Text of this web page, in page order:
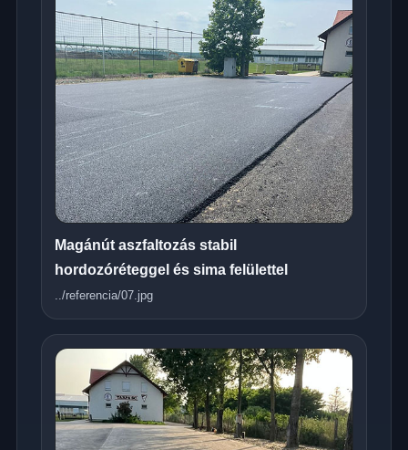
Magánút aszfaltozás stabil
hordozóréteggel és sima felülettel
../referencia/07.jpg